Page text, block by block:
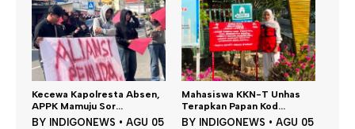
Absen,
AGU 05
Mahasiswa KKN-T Unhas
Terapkan Papan Kod...
BYINDIGONEWS •AGU 05
Satu DPO Pengeroyokan
SPBU Tapalang Dita...
BYINDIGONEWS •AGU 05